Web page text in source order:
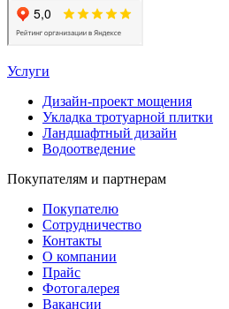
Услуги
Дизайн-проект мощения
Укладка тротуарной плитки
Ландшафтный дизайн
Водоотведение
Покупателям и партнерам
Покупателю
Сотрудничество
Контакты
О компании
Прайс
Фотогалерея
Вакансии